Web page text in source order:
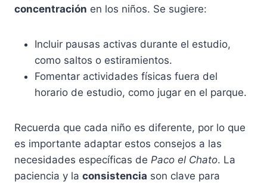
concentración en los niños. Se sugiere:
Incluir pausas activas durante el estudio,
como saltos o estiramientos.
Fomentar actividades físicas fuera del
horario de estudio, como jugar en el parque.
Recuerda que cada niño es diferente, por lo que
es importante adaptar estos consejos a las
necesidades específicas de Paco el Chato. La
paciencia y la consistencia son clave para